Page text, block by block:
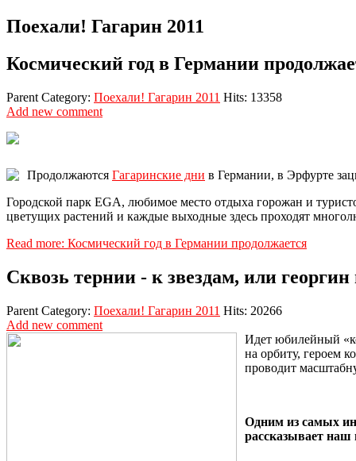
Поехали! Гагарин 2011
Космический год в Германии
Parent Category: Поехали! Гагарин 2011 Hits: 13358
Add new comment
Продолжаются Гагаринские дни в Германии, в Эрфурте
Городской парк EGA, любимое место отдыха горожан и
цветущих растений и каждые выходные здесь проходят
Read more: Космический год в Германии продолжается
Сквозь тернии - к звездам, или
Parent Category: Поехали! Гагарин 2011 Hits: 20266
Add new comment
Идет юбилейный
на орбиту, героем
проводит
Одним из самых
рассказывает наш